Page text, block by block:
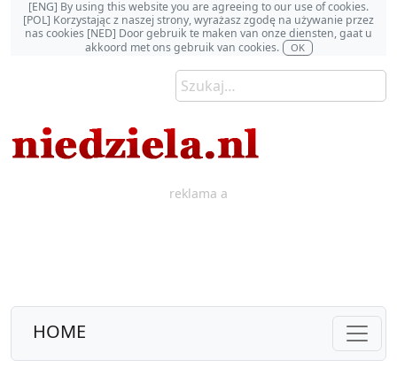
[ENG] By using this website you are agreeing to our use of cookies.
[POL] Korzystając z naszej strony, wyrażasz zgodę na używanie przez
nas cookies [NED] Door gebruik te maken van onze diensten, gaat u
akkoord met ons gebruik van cookies.
OK
reklama a
HOME